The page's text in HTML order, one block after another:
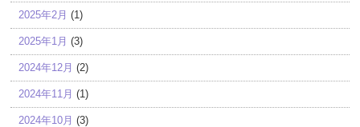
2025年2月 (1)
2025年1月 (3)
2024年12月 (2)
2024年11月 (1)
2024年10月 (3)